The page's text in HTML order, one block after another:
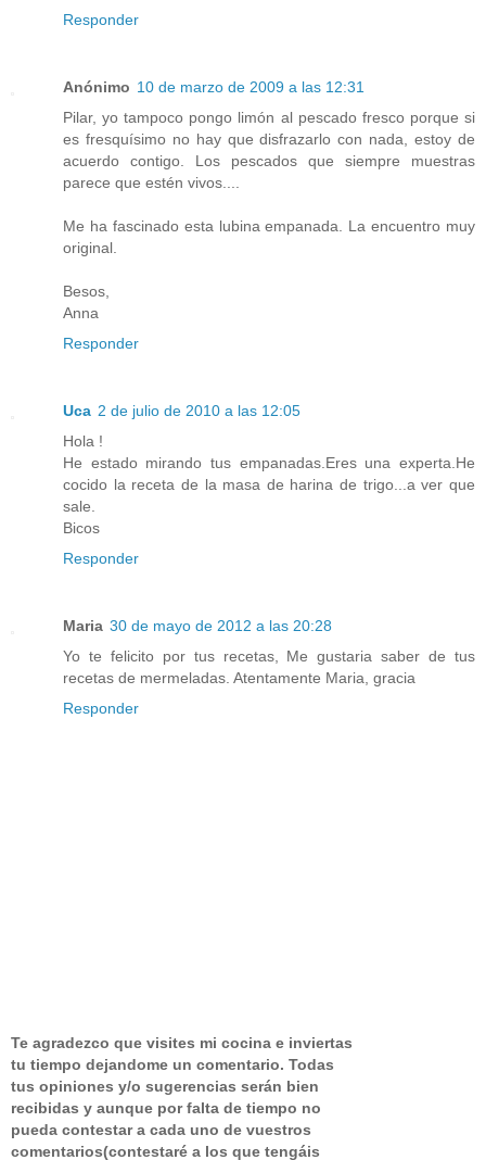
Responder
Anónimo 10 de marzo de 2009 a las 12:31
Pilar, yo tampoco pongo limón al pescado fresco porque si
es fresquísimo no hay que disfrazarlo con nada, estoy de
acuerdo contigo. Los pescados que siempre muestras
parece que estén vivos....
Me ha fascinado esta lubina empanada. La encuentro muy
original.
Besos,
Anna
Responder
Uca 2 de julio de 2010 a las 12:05
Hola !
He estado mirando tus empanadas.Eres una experta.He
cocido la receta de la masa de harina de trigo...a ver que
sale.
Bicos
Responder
Maria 30 de mayo de 2012 a las 20:28
Yo te felicito por tus recetas, Me gustaria saber de tus
recetas de mermeladas. Atentamente Maria, gracia
Responder
Te agradezco que visites mi cocina e inviertas
tu tiempo dejandome un comentario. Todas
tus opiniones y/o sugerencias serán bien
recibidas y aunque por falta de tiempo no
pueda contestar a cada uno de vuestros
comentarios(contestaré a los que tengáis